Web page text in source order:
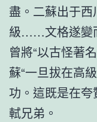
盡。二蘇出于
級……文格遂變
曾將“以古怪著
蘇“一旦拔在高
功。這既是在
軾兄弟。